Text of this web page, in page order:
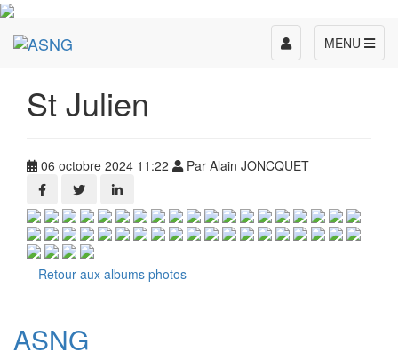
MENU
Toggle
navigation
St Julien
06 octobre 2024 11:22 Par Alain JONCQUET
Retour aux albums photos
ASNG